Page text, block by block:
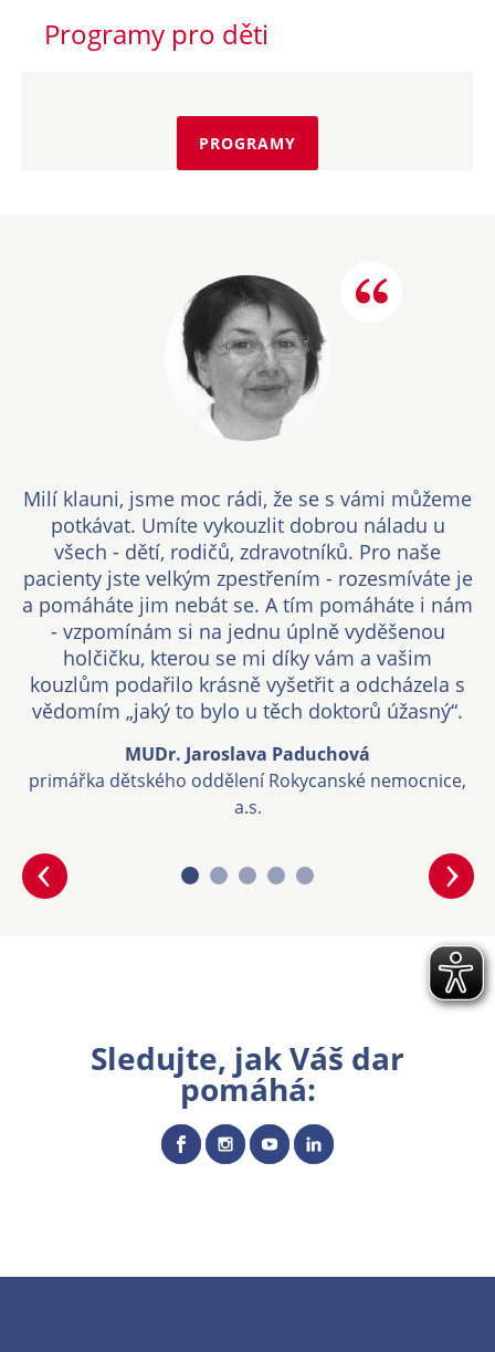
Programy pro děti
PROGRAMY
Milí klauni, jsme moc rádi, že se s vámi můžeme
potkávat. Umíte vykouzlit dobrou náladu u
všech - dětí, rodičů, zdravotníků. Pro naše
pacienty jste velkým zpestřením - rozesmíváte je
a pomáháte jim nebát se. A tím pomáháte i nám
- vzpomínám si na jednu úplně vyděšenou
holčičku, kterou se mi díky vám a vašim
kouzlům podařilo krásně vyšetřit a odcházela s
vědomím „jaký to bylo u těch doktorů úžasný“.
MUDr. Jaroslava Paduchová
primářka dětského oddělení Rokycanské nemocnice,
a.s.
Sledujte, jak Váš dar
pomáhá: